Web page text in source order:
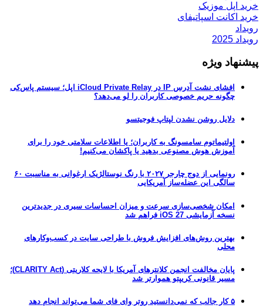
خرید اپل موزیک
خرید اکانت اسپاتیفای
رویداد
رویداد 2025
پیشنهاد ویژه
افشای نشت آدرس IP در iCloud Private Relay اپل؛ سیستم پاس‌کی
چگونه حریم خصوصی کاربران را لو می‌دهد؟
دلایل روشن نشدن لپتاپ فوجیتسو
اولتیماتوم سامسونگ به کاربران؛ یا اطلاعات سلامتی خود را برای
آموزش هوش مصنوعی بدهید یا پاکشان می‌کنیم!
رونمایی از دوج چارجر ۲۰۲۷ با رنگ نوستالژیک ارغوانی به مناسبت ۶۰
سالگی این عضله‌ساز آمریکایی
امکان شخصی‌سازی سرعت و میزان احساسات سیری در جدیدترین
نسخه آزمایشی iOS 27 فراهم شد
بهترین روش‌های افزایش فروش با طراحی سایت در کسب‌وکارهای
محلی
پایان مخالفت انجمن کلانترهای آمریکا با لایحه کلاریتی (CLARITY Act)؛
مسیر قانونی کریپتو هموارتر شد
۵ کار جالب که نمی‌دانستید روتر وای فای شما می‌تواند انجام دهد